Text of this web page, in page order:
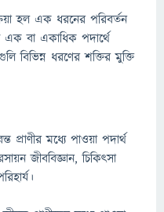
হল এক ধরনের পরিবর্তন
বা একাধিক পদার্থে
বিভিন্ন ধরণের শক্তির মুক্তি
মধ্যে পাওয়া পদার্থ
জীববিজ্ঞান, চিকিৎসা